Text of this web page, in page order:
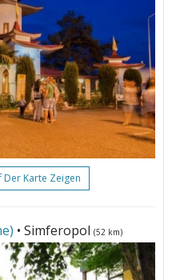
Der Karte Zeigen
• Simferopol (52 km)